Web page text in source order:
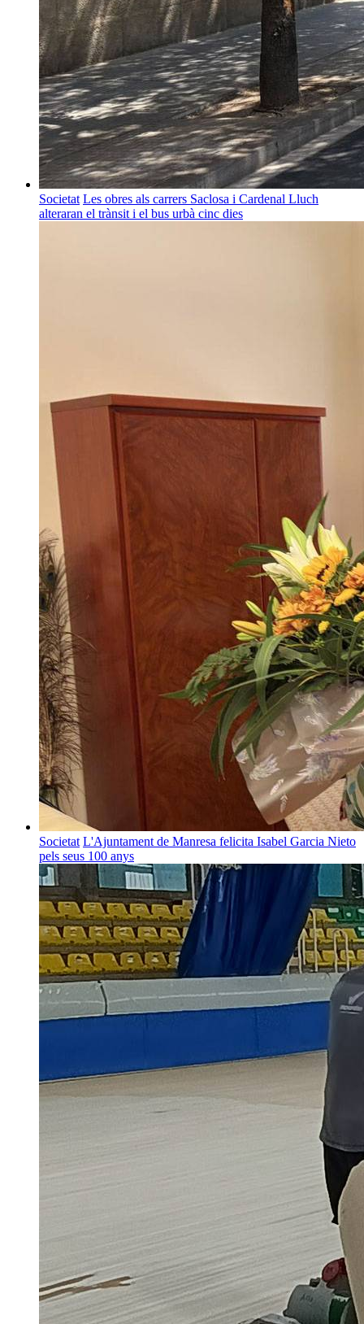
Societat Les obres als carrers Saclosa i Cardenal Lluch
alteraran el trànsit i el bus urbà cinc dies
Societat L'Ajuntament de Manresa felicita Isabel Garcia Nieto
pels seus 100 anys